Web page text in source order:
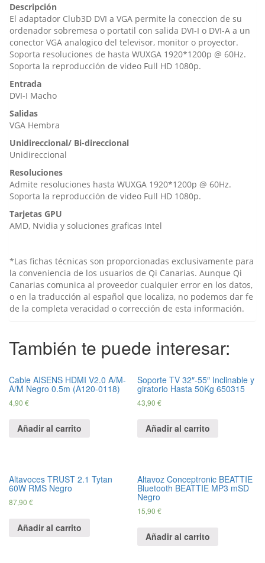
Descripción
El adaptador Club3D DVI a VGA permite la coneccion de su
ordenador sobremesa o portatil con salida DVI-I o DVI-A a un
conector VGA analogico del televisor, monitor o proyector.
Soporta resoluciones de hasta WUXGA 1920*1200p @ 60Hz.
Soporta la reproducción de video Full HD 1080p.
Entrada
DVI-I Macho
Salidas
VGA Hembra
Unidireccional/ Bi-direccional
Unidireccional
Resoluciones
Admite resoluciones hasta WUXGA 1920*1200p @ 60Hz.
Soporta la reproducción de video Full HD 1080p.
Tarjetas GPU
AMD, Nvidia y soluciones graficas Intel
*Las fichas técnicas son proporcionadas exclusivamente para
la conveniencia de los usuarios de Qi Canarias. Aunque Qi
Canarias comunica al proveedor cualquier error en los datos,
o en la traducción al español que localiza, no podemos dar fe
de la completa veracidad o corrección de esta información.
También te puede interesar:
Cable AISENS HDMI V2.0 A/M-
A/M Negro 0.5m (A120-0118)
4,90 €
Añadir al carrito
Soporte TV 32″-55″ Inclinable y
giratorio Hasta 50Kg 650315
43,90 €
Añadir al carrito
Altavoces TRUST 2.1 Tytan
60W RMS Negro
87,90 €
Añadir al carrito
Altavoz Conceptronic BEATTIE
Bluetooth BEATTIE MP3 mSD
Negro
15,90 €
Añadir al carrito